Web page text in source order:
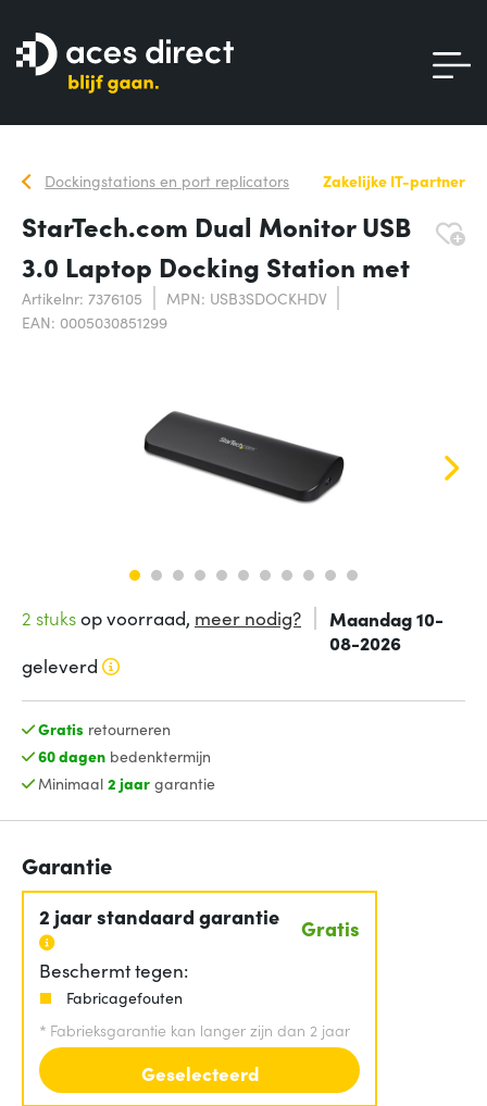
Dockingstations en port replicators Zakelijke IT-partner
StarTech.com Dual Monitor USB
3.0 Laptop Docking Station met
Artikelnr: 7376105
MPN: USB3SDOCKHDV
EAN: 0005030851299
2 stuksop voorraad, meer nodig?
Maandag 10-
08-2026
geleverd
Gratis retourneren
60 dagenbedenktermijn
Minimaal 2 jaargarantie
Garantie
2 jaar standaard garantie Gratis
Beschermt tegen:
Fabricagefouten
* Fabrieksgarantie kan langer zijn dan 2 jaar
Geselecteerd